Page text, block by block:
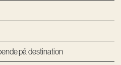
på destination